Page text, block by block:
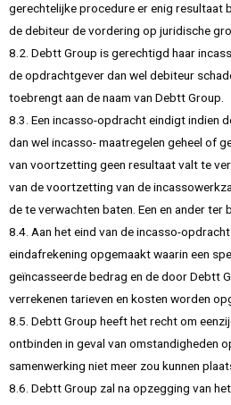
gerechtelijke procedure er enig resultaat
de debiteur de vordering op juridische
8.2. Debtt Group is gerechtigd haar
de opdrachtgever dan wel debiteur
toebrengt aan de naam van Debtt Group.
8.3. Een incasso-opdracht eindigt indien
dan wel incasso- maatregelen geheel of
van voortzetting geen resultaat valt te
van de voortzetting van de
de te verwachten baten. Een en ander ter
8.4. Aan het eind van de incasso-
eindafrekening opgemaakt waarin een
geïncasseerde bedrag en de door Debtt
verrekenen tarieven en kosten worden
8.5. Debtt Group heeft het recht om
ontbinden in geval van omstandigheden
samenwerking niet meer zou kunnen
8.6. Debtt Group zal na opzegging van